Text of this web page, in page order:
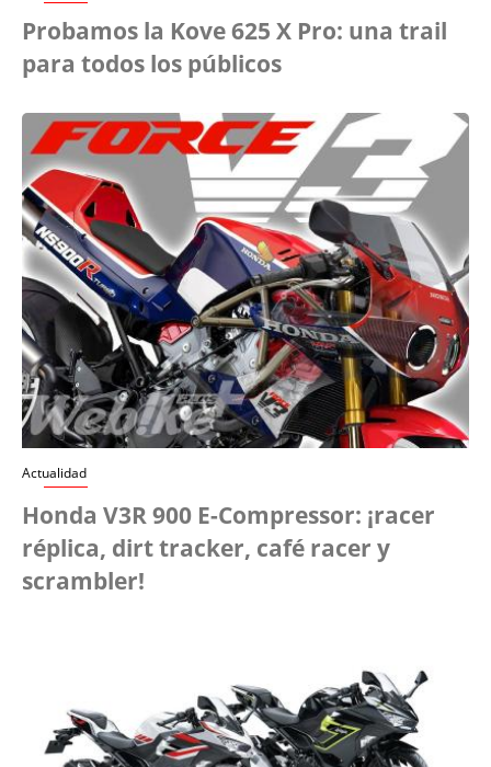
Probamos la Kove 625 X Pro: una trail
para todos los públicos
Actualidad
Honda V3R 900 E-Compressor: ¡racer
réplica, dirt tracker, café racer y
scrambler!